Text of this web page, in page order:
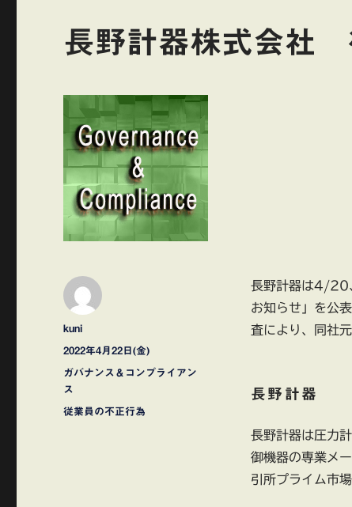
長野計器株式会社
長野計器は4/20
お知らせ」を公
査により、同社
長野計器
長野計器は圧力
御機器の専業メ
引所プライム市
投
稿
kuni
投
稿
日:
2022年4月22日(金)
カ
テ
ゴ
ガバナンス＆コンプライアン
ス
タ
従業員の不正行為